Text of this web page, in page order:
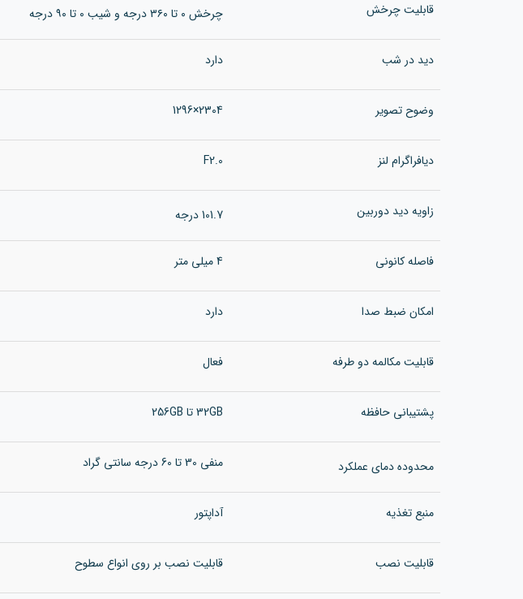
قابلیت چرخش چرخش ۰ تا ۳۶۰ درجه و شیب ۰ تا ۹۰ درجه
دید در شب دارد
وضوح تصویر 2304×1296
دیافراگرام لنز F2.0
زاویه دید دوربین 101.7 درجه
فاصله کانونی 4 میلی متر
امکان ضبط صدا دارد
قابلیت مکالمه دو طرفه فعال
پشتیبانی حافظه 32GB تا 256GB
محدوده دمای عملکرد منفی 30 تا 60 درجه سانتی گراد
منبع تغذیه آداپتور
قابلیت نصب قابلیت نصب بر روی انواع سطوح